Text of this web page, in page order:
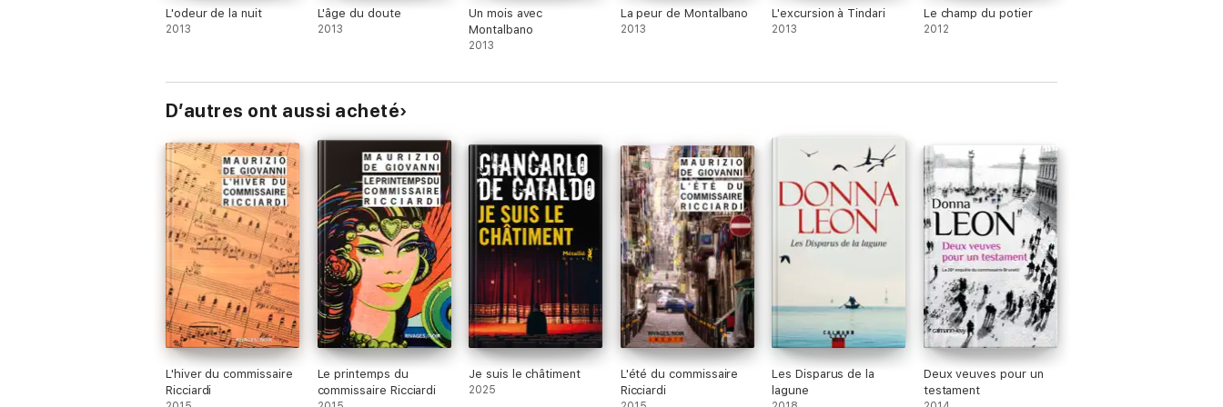
L'odeur de la nuit
2013
L'âge du doute
2013
Un mois avec
Montalbano
2013
La peur de Montalbano
2013
L'excursion à Tindari
2013
Le champ du potier
2012
D’autres ont aussi acheté
L'hiver du commissaire
Ricciardi
Le printemps du
commissaire Ricciardi
Je suis le châtiment
2025
L'été du commissaire
Ricciardi
Les Disparus de la
lagune
Deux veuves pour un
testament